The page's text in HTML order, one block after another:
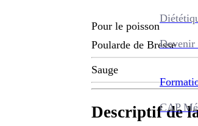
Devenir
CAP
Pour le poisson
Poularde de Bresse
Sauge
Descriptif de